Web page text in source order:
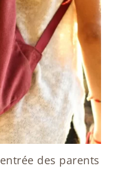
des parents